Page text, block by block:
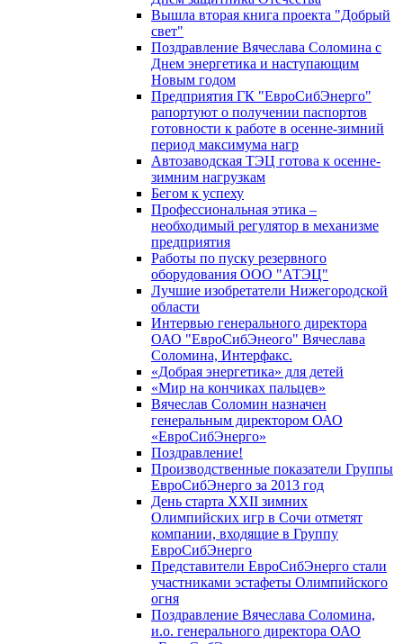
Вышла вторая книга проекта "Добрый
свет"
Поздравление Вячеслава Соломина с
Днем энергетика и наступающим
Новым годом
Предприятия ГК "ЕвроСибЭнерго"
рапортуют о получении паспортов
готовности к работе в осенне-зимний
период максимума нагр
Автозаводская ТЭЦ готова к осенне-
зимним нагрузкам
Бегом к успеху
Профессиональная этика –
необходимый регулятор в механизме
предприятия
Работы по пуску резервного
оборудования ООО "АТЭЦ"
Лучшие изобретатели Нижегородской
области
Интервью генерального директора
ОАО "ЕвроСибЭнеого" Вячеслава
Соломина, Интерфакс.
«Добрая энергетика» для детей
«Мир на кончиках пальцев»
Вячеслав Соломин назначен
генеральным директором ОАО
«ЕвроСибЭнерго»
Поздравление!
Производственные показатели Группы
ЕвроСибЭнерго за 2013 год
День старта XXII зимних
Олимпийских игр в Сочи отметят
компании, входящие в Группу
ЕвроСибЭнерго
Представители ЕвроСибЭнерго стали
участниками эстафеты Олимпийского
огня
Поздравление Вячеслава Соломина,
и.о. генерального директора ОАО